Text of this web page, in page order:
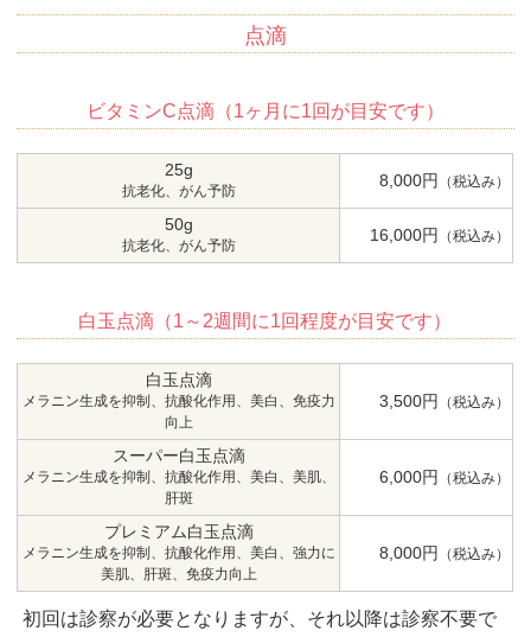
点滴
ビタミンC点滴（1ヶ月に1回が目安です）
25g
抗老化、がん予防
8,000円 （税込み）
50g
抗老化、がん予防
16,000円 （税込み）
白玉点滴（1～2週間に1回程度が目安です）
白玉点滴
メラニン生成を抑制、抗酸化作用、美白、免疫力
向上
3,500円 （税込み）
スーパー白玉点滴
メラニン生成を抑制、抗酸化作用、美白、美肌、
肝斑
6,000円 （税込み）
プレミアム白玉点滴
メラニン生成を抑制、抗酸化作用、美白、強力に
美肌、肝斑、免疫力向上
8,000円 （税込み）
初回は診察が必要となりますが、それ以降は診察不要で